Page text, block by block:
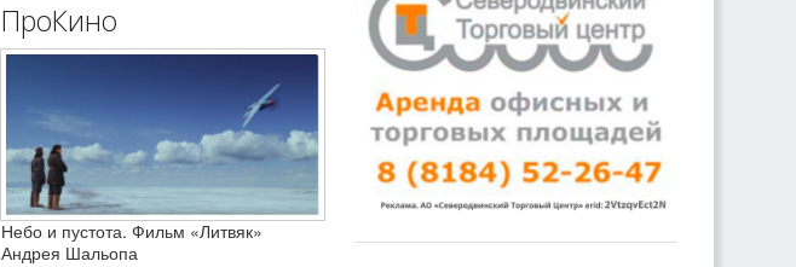
ПроКино
Небо и пустота. Фильм «Литвяк»
Андрея Шальопа